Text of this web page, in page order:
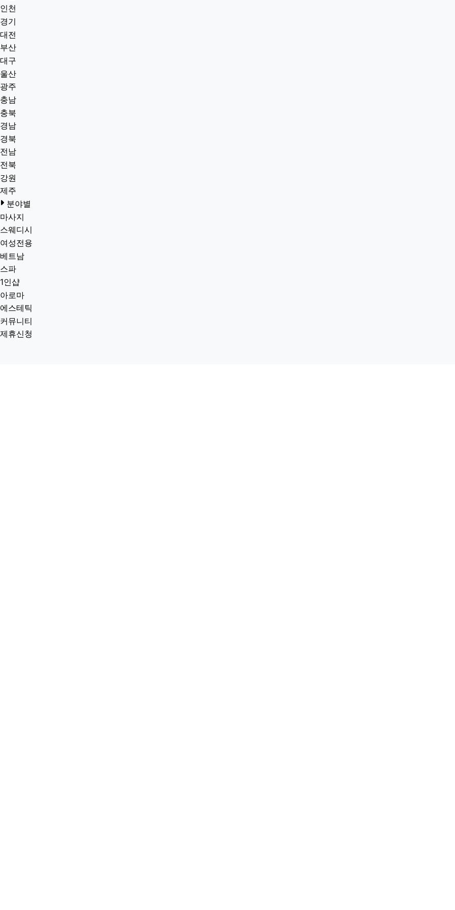
인천
경기
대전
부산
대구
울산
광주
충남
충북
경남
경북
전남
전북
강원
제주
분야별
마사지
스웨디시
여성전용
베트남
스파
1인샵
아로마
에스테틱
커뮤니티
제휴신청